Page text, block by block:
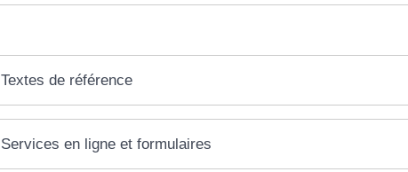
Textes de référence
Services en ligne et formulaires